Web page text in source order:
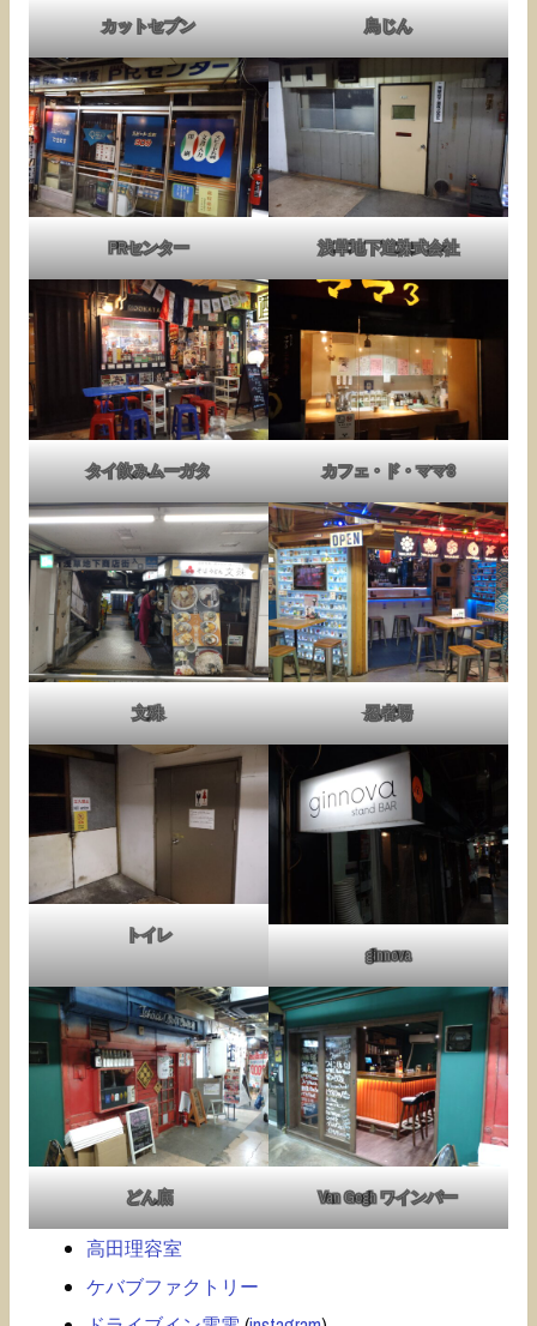
カットセブン 鳥じん
PRセンター 浅草地下道株式会社
タイ飲みムーガタ カフェ・ド・ママ3
文殊 忍者場
トイレ
ginnova
どん底 Van Gogh ワインバー
高田理容室
ケバブファクトリー